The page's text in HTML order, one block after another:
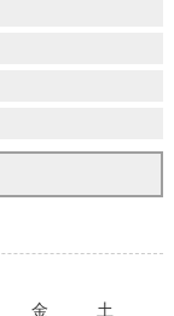
金
土